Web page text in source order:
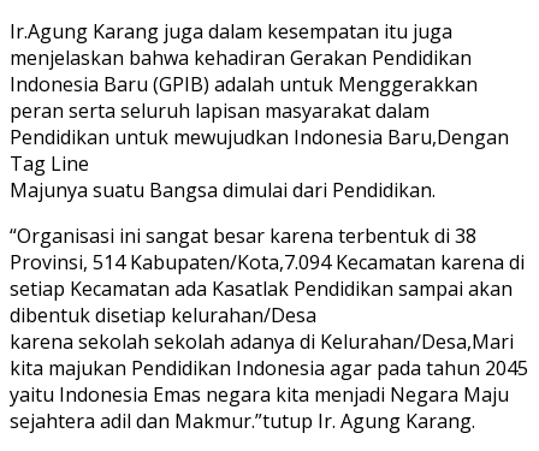
Ir.Agung Karang juga dalam kesempatan itu juga
menjelaskan bahwa kehadiran Gerakan Pendidikan
Indonesia Baru (GPIB) adalah untuk Menggerakkan
peran serta seluruh lapisan masyarakat dalam
Pendidikan untuk mewujudkan Indonesia Baru,Dengan
Tag Line
Majunya suatu Bangsa dimulai dari Pendidikan.
“Organisasi ini sangat besar karena terbentuk di 38
Provinsi, 514 Kabupaten/Kota,7.094 Kecamatan karena di
setiap Kecamatan ada Kasatlak Pendidikan sampai akan
dibentuk disetiap kelurahan/Desa
karena sekolah sekolah adanya di Kelurahan/Desa,Mari
kita majukan Pendidikan Indonesia agar pada tahun 2045
yaitu Indonesia Emas negara kita menjadi Negara Maju
sejahtera adil dan Makmur.”tutup Ir. Agung Karang.